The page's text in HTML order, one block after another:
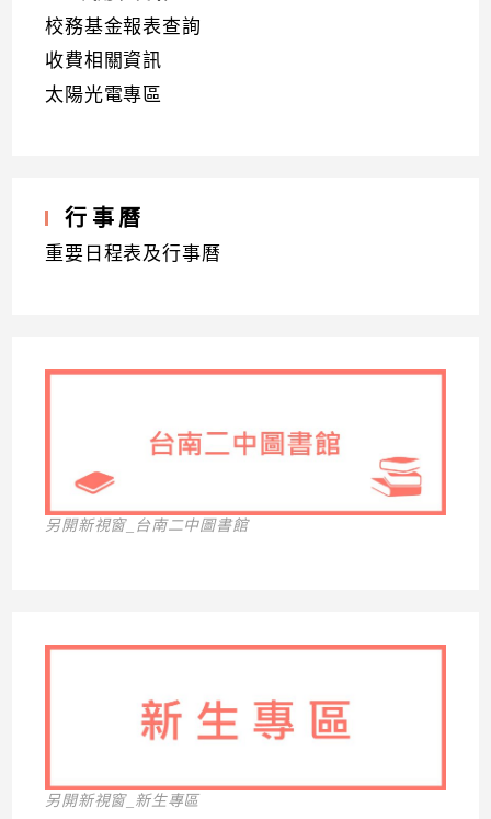
校務基金報表查詢
收費相關資訊
太陽光電專區
行事曆
重要日程表及行事曆
另開新視窗_台南二中圖書館
另開新視窗_新生專區